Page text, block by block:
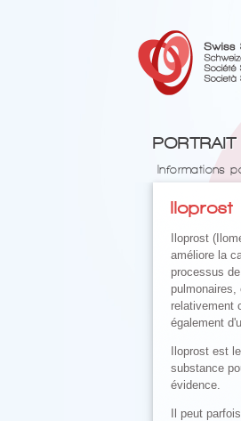
PORTRAIT
Informations
Iloprost
Iloprost
améliore la
processus
relativement
également
Iloprost est
substance
évidence.
Il peut